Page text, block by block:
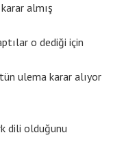
almış
o dediği için
ulema karar alıyor
dili olduğunu